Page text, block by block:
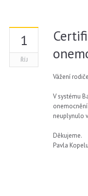
1
ŘÍJ
Vážení
V systému
neuplynulo
Děkujeme.
Pavla